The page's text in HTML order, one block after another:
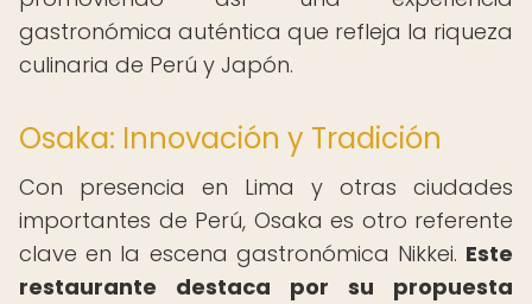
gastronómica auténtica que refleja la riqueza
culinaria de Perú y Japón.
Osaka: Innovación y Tradición
Con presencia en Lima y otras ciudades
importantes de Perú, Osaka es otro referente
clave en la escena gastronómica Nikkei. Este
restaurante destaca por su propuesta